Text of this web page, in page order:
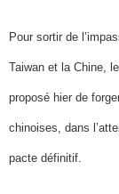
Pour sortir de
Taiwan et la Chine,
proposé hier de
chinoises, dans
pacte définitif.